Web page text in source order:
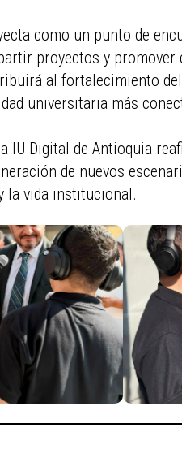
como un punto de
proyectos y promover
al fortalecimiento
universitaria más
IU Digital de Antioquia
de nuevos
la vida institucional.